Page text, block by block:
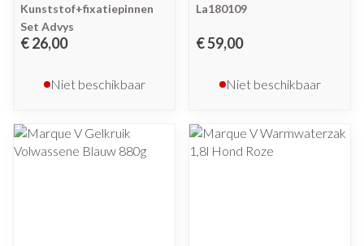
Kunststof+fixatiepinnen
Set Advys
€ 26,00
Niet beschikbaar
La180109
€ 59,00
Niet beschikbaar